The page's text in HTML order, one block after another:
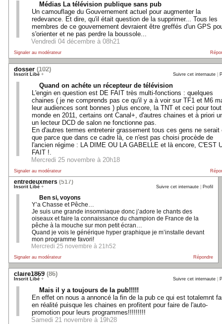
Médias La télévision publique sans pub
Un camouflage du Gouvernement actuel pour augmenter la
redevance. Et dire, qu'il était question de la supprimer... Tous les
membres de ce gouvernement devraient être greffés d'un GPS
s'orienter et ne pas perdre la boussole...
Vendredi 04 décembre à 08h21
Signaler au modérateur
dosser (102)
Inscrit Libé + Suivre cet internaute
Quand on achéte un récepteur de télévision
L'engin en question est DE FAIT très multi-fonctions : quelques
chaines ( je ne comprends pas ce qu'il y a à voir sur TF1 et M6
leur audiences sont bonnes ) plus encore, la TNT et ceci pour
monde en 2011, certains ont Canal+, d'autres chaines et à priori
un lecteur DCD de salon ne fonctionne pas.
En d'autres termes entretenir grassement tous ces gens ne serait
que parce que dans ce cadre là, ce n'est pas choisi procède de
l'ancien régime : LA DIME OU LA GABELLE et là encore, C'EST
FAIT !.
Mercredi 25 novembre à 20h18
Signaler au modérateur
entredeuxmers (517)
Inscrit Libé + Suivre cet internaute Profil
Ben si, voyons
Y’a Chasse et Pêche…
Je suis une grande insomniaque donc j’adore le chants des
oiseaux et faire la connaissance du champion de France de la
pêche à la mouche sur mon petit écran…
Quand je vois le générique hyper graphique je m’installe devant
mon programme favori!
Mercredi 25 novembre à 21h52
Signaler au modérateur Répondre
claire1869 (86)
Inscrit Libé + Suivre cet internaute
Mais il y a toujours de la pub!!!!!
En effet on nous a annoncé la fin de la pub ce qui est totalemnt
en réalité puisque les chaines en profitent pour faire de l'auto-
promotion pour leurs programmes!!!!!!!!!
Samedi 21 novembre à 19h28